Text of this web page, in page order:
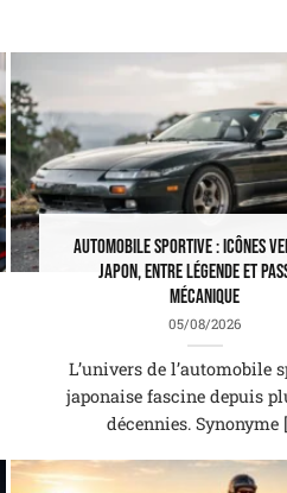
Automobile sportive : icônes
japon, entre légende et
mécanique
05/08/2026
L’univers de l’automobile
japonaise fascine depuis
décennies. Synonyme